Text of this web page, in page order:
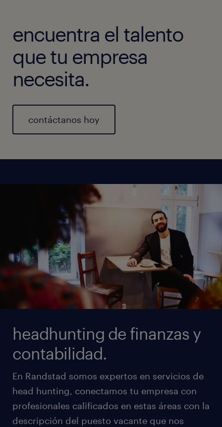
encuentra el talento
que tu empresa
necesita.
contáctanos hoy
headhunting de finanzas y
contabilidad.
En Randstad somos expertos en servicios de
head hunting, conectamos tu empresa con
profesionales calificados en estas áreas con la
descripción del puesto vacante que nos